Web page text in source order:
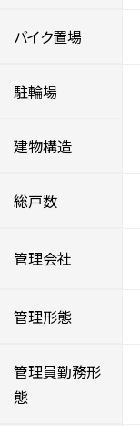
バイク置場
駐輪場
建物構造
総戸数
管理会社
管理形態
管理員勤務形
態